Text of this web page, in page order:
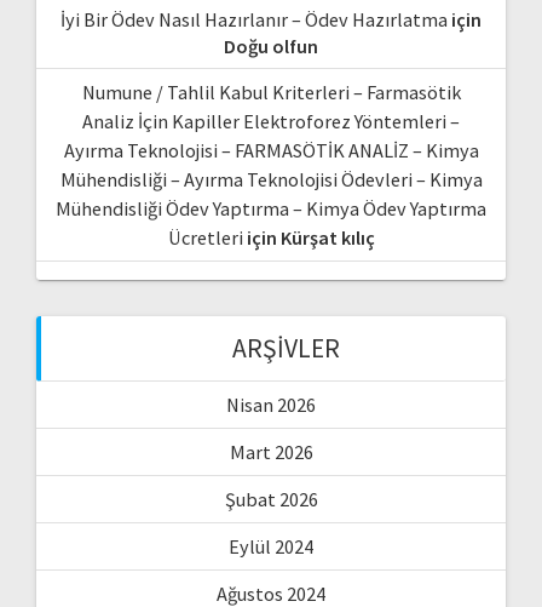
İyi Bir Ödev Nasıl Hazırlanır – Ödev Hazırlatma için
Doğu olfun
Numune / Tahlil Kabul Kriterleri – Farmasötik
Analiz İçin Kapiller Elektroforez Yöntemleri –
Ayırma Teknolojisi – FARMASÖTİK ANALİZ – Kimya
Mühendisliği – Ayırma Teknolojisi Ödevleri – Kimya
Mühendisliği Ödev Yaptırma – Kimya Ödev Yaptırma
Ücretleri için Kürşat kılıç
ARŞIVLER
Nisan 2026
Mart 2026
Şubat 2026
Eylül 2024
Ağustos 2024